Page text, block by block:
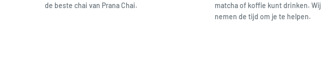
de beste chai van Prana Chai.
matcha of koffie kunt drinken. Wij
nemen de tijd om je te helpen.